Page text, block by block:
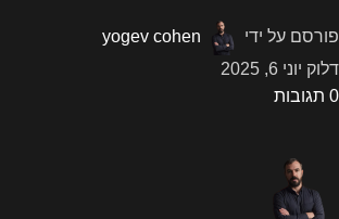
פורסם על ידי
yogev cohen
דלוק יוני 6, 2025
0 תגובות